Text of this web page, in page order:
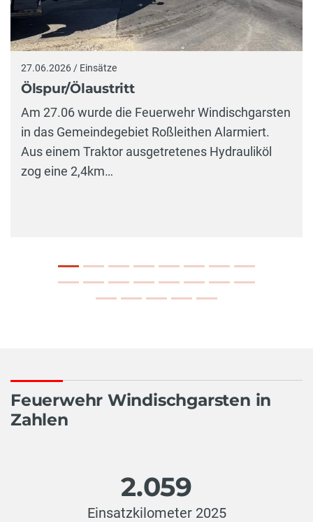
27.06.2026 / Einsätze
Ölspur/Ölaustritt
Am 27.06 wurde die Feuerwehr Windischgarsten
in das Gemeindegebiet Roßleithen Alarmiert.
Aus einem Traktor ausgetretenes Hydrauliköl
zog eine 2,4km…
Feuerwehr Windischgarsten in
Zahlen
2.059
Einsatzkilometer 2025